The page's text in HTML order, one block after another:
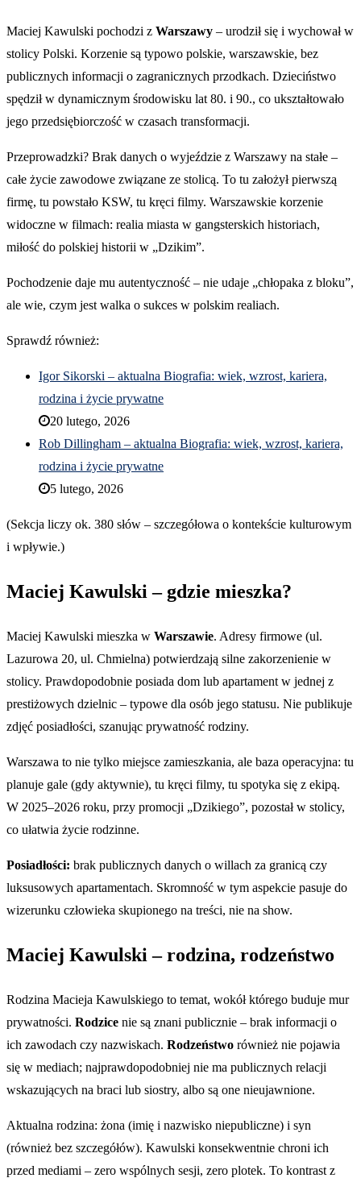
Maciej Kawulski pochodzi z Warszawy – urodził się i wychował w
stolicy Polski. Korzenie są typowo polskie, warszawskie, bez
publicznych informacji o zagranicznych przodkach. Dzieciństwo
spędził w dynamicznym środowisku lat 80. i 90., co ukształtowało
jego przedsiębiorczość w czasach transformacji.
Przeprowadzki? Brak danych o wyjeździe z Warszawy na stałe –
całe życie zawodowe związane ze stolicą. To tu założył pierwszą
firmę, tu powstało KSW, tu kręci filmy. Warszawskie korzenie
widoczne w filmach: realia miasta w gangsterskich historiach,
miłość do polskiej historii w „Dzikim”.
Pochodzenie daje mu autentyczność – nie udaje „chłopaka z bloku”,
ale wie, czym jest walka o sukces w polskim realiach.
Sprawdź również:
Igor Sikorski – aktualna Biografia: wiek, wzrost, kariera,
rodzina i życie prywatne
20 lutego, 2026
Rob Dillingham – aktualna Biografia: wiek, wzrost, kariera,
rodzina i życie prywatne
5 lutego, 2026
(Sekcja liczy ok. 380 słów – szczegółowa o kontekście kulturowym
i wpływie.)
Maciej Kawulski – gdzie mieszka?
Maciej Kawulski mieszka w Warszawie. Adresy firmowe (ul.
Lazurowa 20, ul. Chmielna) potwierdzają silne zakorzenienie w
stolicy. Prawdopodobnie posiada dom lub apartament w jednej z
prestiżowych dzielnic – typowe dla osób jego statusu. Nie publikuje
zdjęć posiadłości, szanując prywatność rodziny.
Warszawa to nie tylko miejsce zamieszkania, ale baza operacyjna: tu
planuje gale (gdy aktywnie), tu kręci filmy, tu spotyka się z ekipą.
W 2025–2026 roku, przy promocji „Dzikiego”, pozostał w stolicy,
co ułatwia życie rodzinne.
Posiadłości: brak publicznych danych o willach za granicą czy
luksusowych apartamentach. Skromność w tym aspekcie pasuje do
wizerunku człowieka skupionego na treści, nie na show.
Maciej Kawulski – rodzina, rodzeństwo
Rodzina Macieja Kawulskiego to temat, wokół którego buduje mur
prywatności. Rodzice nie są znani publicznie – brak informacji o
ich zawodach czy nazwiskach. Rodzeństwo również nie pojawia
się w mediach; najprawdopodobniej nie ma publicznych relacji
wskazujących na braci lub siostry, albo są one nieujawnione.
Aktualna rodzina: żona (imię i nazwisko niepubliczne) i syn
(również bez szczegółów). Kawulski konsekwentnie chroni ich
przed mediami – zero wspólnych sesji, zero plotek. To kontrast z